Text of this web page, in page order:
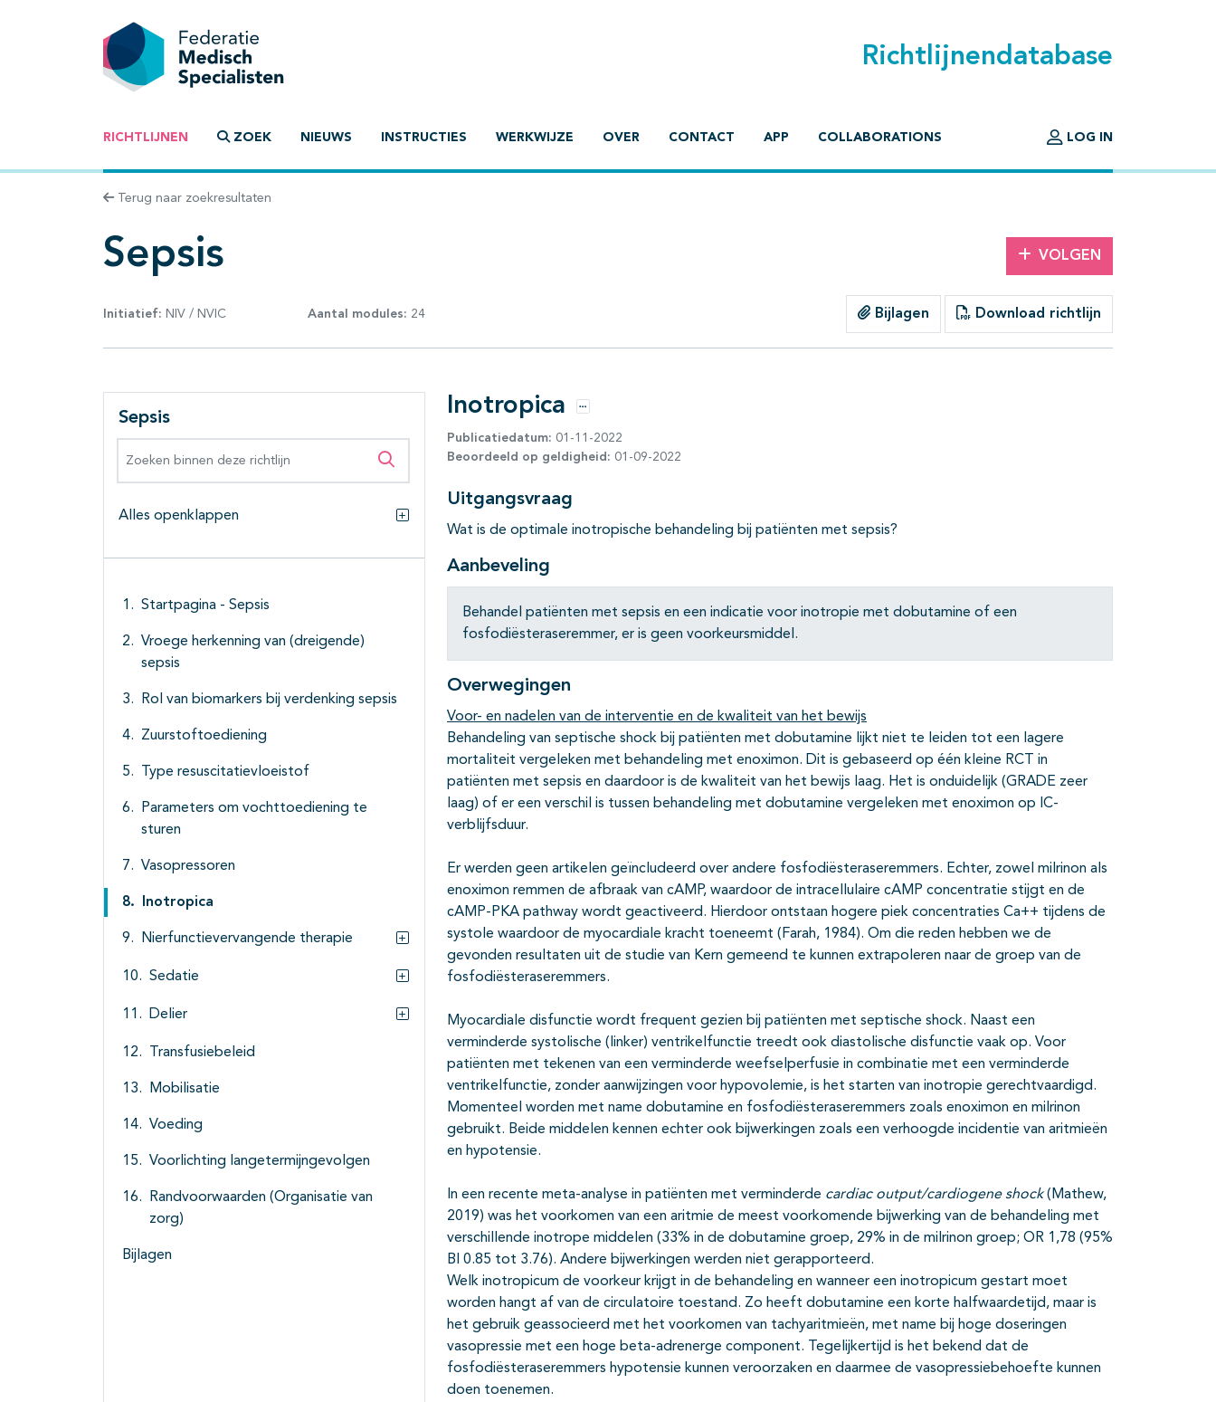
Richtlijnendatabase
RICHTLIJNEN ZOEK NIEUWS INSTRUCTIES WERKWIJZE OVER CONTACT APP COLLABORATIONS LOG IN
Terug naar zoekresultaten
Sepsis VOLGEN
Initiatief: NIV / NVIC Aantal modules: 24 Bijlagen Download richtlijn
Sepsis
Zoeken binnen deze richtlijn
Alles openklappen
Alles openklappen
Startpagina - Sepsis
Vroege herkenning van (dreigende)
sepsis
Rol van biomarkers bij verdenking sepsis
Zuurstoftoediening
Type resuscitatievloeistof
Parameters om vochttoediening te
sturen
Vasopressoren
Inotropica
Nierfunctievervangende therapie
Subpagina's open- en dichtklappen
Sedatie
Delier
Subpagina's open- en dichtklappen
Transfusiebeleid
Mobilisatie
Voeding
Voorlichting langetermijngevolgen
Randvoorwaarden (Organisatie van
zorg)
Bijlagen
Inotropica Opties
Publicatiedatum: 01-11-2022
Beoordeeld op geldigheid: 01-09-2022
Uitgangsvraag
Wat is de optimale inotropische behandeling bij patiënten met sepsis?
Aanbeveling
Behandel patiënten met sepsis en een indicatie voor inotropie met dobutamine of een
fosfodiësteraseremmer, er is geen voorkeursmiddel.
Overwegingen
Voor- en nadelen van de interventie en de kwaliteit van het bewijs
Behandeling van septische shock bij patiënten met dobutamine lijkt niet te leiden tot een lagere
mortaliteit vergeleken met behandeling met enoximon. Dit is gebaseerd op één kleine RCT in
patiënten met sepsis en daardoor is de kwaliteit van het bewijs laag. Het is onduidelijk (GRADE zeer
laag) of er een verschil is tussen behandeling met dobutamine vergeleken met enoximon op IC-
verblijfsduur.
Er werden geen artikelen geïncludeerd over andere fosfodiësteraseremmers. Echter, zowel milrinon als
enoximon remmen de afbraak van cAMP, waardoor de intracellulaire cAMP concentratie stijgt en de
cAMP-PKA pathway wordt geactiveerd. Hierdoor ontstaan hogere piek concentraties Ca++ tijdens de
systole waardoor de myocardiale kracht toeneemt (Farah, 1984). Om die reden hebben we de
gevonden resultaten uit de studie van Kern gemeend te kunnen extrapoleren naar de groep van de
fosfodiësteraseremmers.
Myocardiale disfunctie wordt frequent gezien bij patiënten met septische shock. Naast een
verminderde systolische (linker) ventrikelfunctie treedt ook diastolische disfunctie vaak op. Voor
patiënten met tekenen van een verminderde weefselperfusie in combinatie met een verminderde
ventrikelfunctie, zonder aanwijzingen voor hypovolemie, is het starten van inotropie gerechtvaardigd.
Momenteel worden met name dobutamine en fosfodiësteraseremmers zoals enoximon en milrinon
gebruikt. Beide middelen kennen echter ook bijwerkingen zoals een verhoogde incidentie van aritmieën
en hypotensie.
In een recente meta-analyse in patiënten met verminderde cardiac output/cardiogene shock(Mathew,
2019) was het voorkomen van een aritmie de meest voorkomende bijwerking van de behandeling met
verschillende inotrope middelen (33% in de dobutamine groep, 29% in de milrinon groep; OR 1,78 (95%
BI 0.85 tot 3.76). Andere bijwerkingen werden niet gerapporteerd.
Welk inotropicum de voorkeur krijgt in de behandeling en wanneer een inotropicum gestart moet
worden hangt af van de circulatoire toestand. Zo heeft dobutamine een korte halfwaardetijd, maar is
het gebruik geassocieerd met het voorkomen van tachyaritmieën, met name bij hoge doseringen
vasopressie met een hoge beta-adrenerge component. Tegelijkertijd is het bekend dat de
fosfodiësteraseremmers hypotensie kunnen veroorzaken en daarmee de vasopressiebehoefte kunnen
doen toenemen.